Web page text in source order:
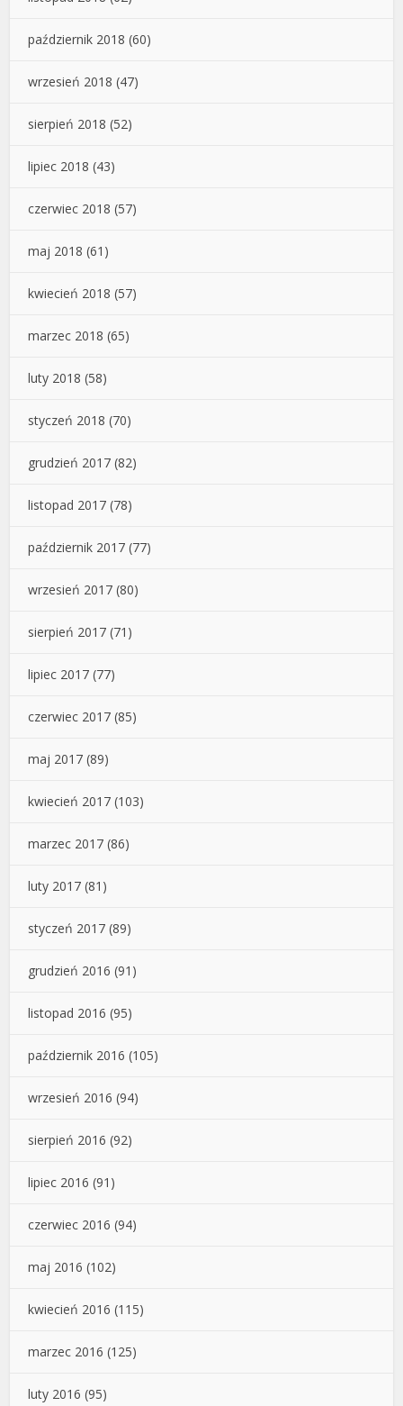
październik 2018 (60)
wrzesień 2018 (47)
sierpień 2018 (52)
lipiec 2018 (43)
czerwiec 2018 (57)
maj 2018 (61)
kwiecień 2018 (57)
marzec 2018 (65)
luty 2018 (58)
styczeń 2018 (70)
grudzień 2017 (82)
listopad 2017 (78)
październik 2017 (77)
wrzesień 2017 (80)
sierpień 2017 (71)
lipiec 2017 (77)
czerwiec 2017 (85)
maj 2017 (89)
kwiecień 2017 (103)
marzec 2017 (86)
luty 2017 (81)
styczeń 2017 (89)
grudzień 2016 (91)
listopad 2016 (95)
październik 2016 (105)
wrzesień 2016 (94)
sierpień 2016 (92)
lipiec 2016 (91)
czerwiec 2016 (94)
maj 2016 (102)
kwiecień 2016 (115)
marzec 2016 (125)
luty 2016 (95)